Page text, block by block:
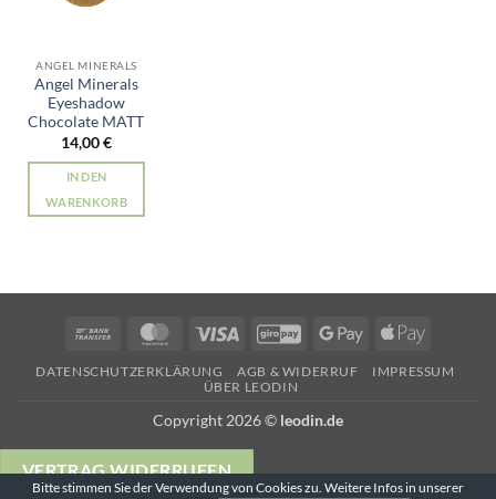
ANGEL MINERALS
Angel Minerals
Eyeshadow
Chocolate MATT
14,00€
IN DEN
WARENKORB
Bank
MasterCardVisa GiroPay Google
Apple
DATENSCHUTZERKLÄRUNG AGB & WIDERRUF
IMPRESSUM
ÜBER LEODIN
Copyright 2026 © leodin.de
VERTRAG WIDERRUFEN
Bitte stimmen Sie der Verwendung von Cookies zu. Weitere Infos in unserer